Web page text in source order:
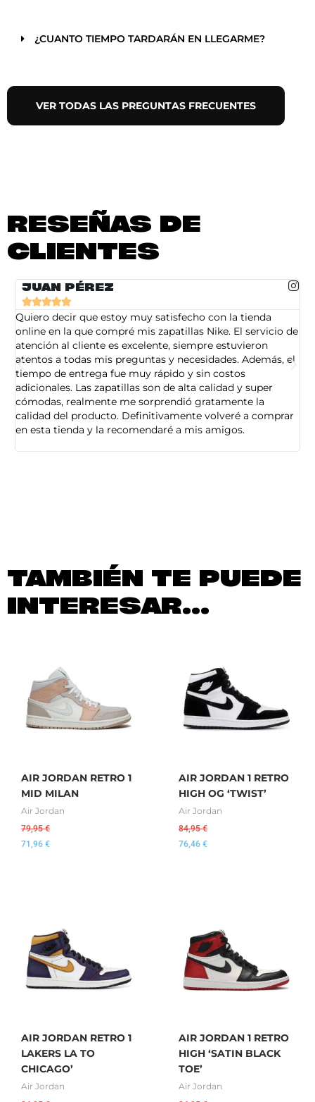
¿CUANTO TIEMPO TARDARÁN EN LLEGARME?
VER TODAS LAS PREGUNTAS FRECUENTES
RESEÑAS DE
CLIENTES
JUAN PÉREZ

Quiero decir que estoy muy satisfecho con la tienda
online en la que compré mis zapatillas Nike. El servicio de
atención al cliente es excelente, siempre estuvieron
atentos a todas mis preguntas y necesidades. Además, el
tiempo de entrega fue muy rápido y sin costos
adicionales. Las zapatillas son de alta calidad y super
cómodas, realmente me sorprendió gratamente la
calidad del producto. Definitivamente volveré a comprar
en esta tienda y la recomendaré a mis amigos.
TAMBIÉN TE PUEDE
INTERESAR...
AIR JORDAN RETRO 1
MID MILAN
Air Jordan
79,95€
71,96 €
AIR JORDAN 1 RETRO
HIGH OG ‘TWIST’
Air Jordan
84,95€
76,46 €
AIR JORDAN RETRO 1
LAKERS LA TO
CHICAGO’
Air Jordan
AIR JORDAN 1 RETRO
HIGH ‘SATIN BLACK
TOE’
Air Jordan